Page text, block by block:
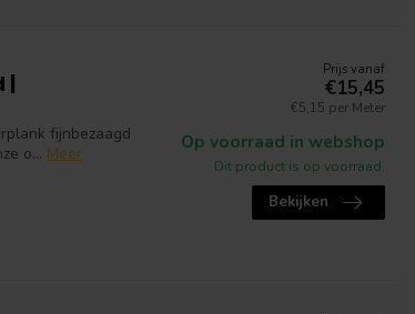
|
fijnbezaagd
o... Meer
Prijs vanaf
€15,45
€5,15 per Meter
Op voorraad in webshop
Dit product is op voorraad.
Bekijken